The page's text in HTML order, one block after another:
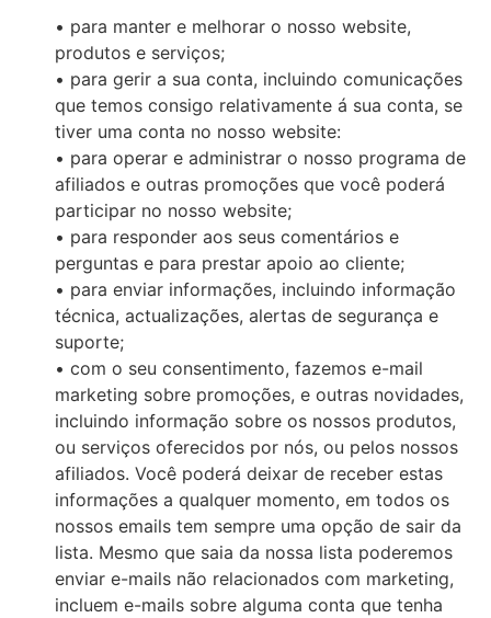
• para manter e melhorar o nosso website,
produtos e serviços;
• para gerir a sua conta, incluindo comunicações
que temos consigo relativamente á sua conta, se
tiver uma conta no nosso website:
• para operar e administrar o nosso programa de
afiliados e outras promoções que você poderá
participar no nosso website;
• para responder aos seus comentários e
perguntas e para prestar apoio ao cliente;
• para enviar informações, incluindo informação
técnica, actualizações, alertas de segurança e
suporte;
• com o seu consentimento, fazemos e-mail
marketing sobre promoções, e outras novidades,
incluindo informação sobre os nossos produtos,
ou serviços oferecidos por nós, ou pelos nossos
afiliados. Você poderá deixar de receber estas
informações a qualquer momento, em todos os
nossos emails tem sempre uma opção de sair da
lista. Mesmo que saia da nossa lista poderemos
enviar e-mails não relacionados com marketing,
incluem e-mails sobre alguma conta que tenha